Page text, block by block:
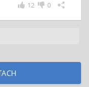
0
12